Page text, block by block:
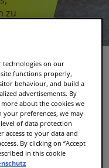
zu
technologies on our
functions properly,
behaviour, and build a
advertisements. By
more about the cookies we
your preferences, we may
of data protection
access to your data and
By clicking on “Accept
in this cookie